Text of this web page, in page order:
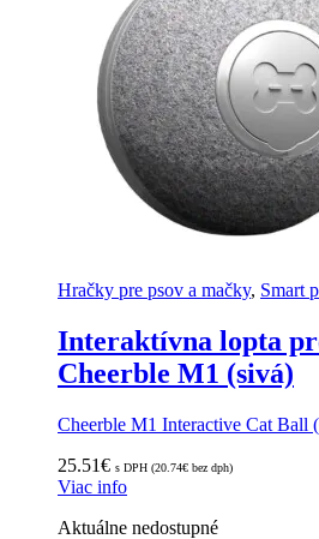
Hračky pre psov a mačky, Smart
Interaktívna lopta
Cheerble M1 (sivá)
Cheerble M1 Interactive Cat Ball
25.51€ s DPH (20.74€ bez dph)
Viac info
Aktuálne nedostupné